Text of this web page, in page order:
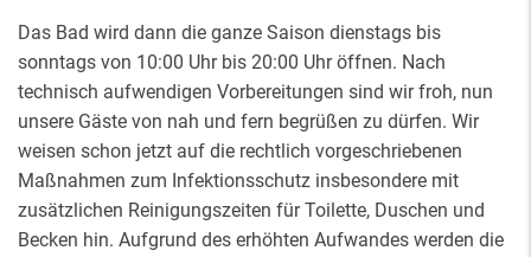
Das Bad wird dann die ganze Saison dienstags bis
sonntags von 10:00 Uhr bis 20:00 Uhr öffnen. Nach
technisch aufwendigen Vorbereitungen sind wir froh, nun
unsere Gäste von nah und fern begrüßen zu dürfen. Wir
weisen schon jetzt auf die rechtlich vorgeschriebenen
Maßnahmen zum Infektionsschutz insbesondere mit
zusätzlichen Reinigungszeiten für Toilette, Duschen und
Becken hin. Aufgrund des erhöhten Aufwandes werden die